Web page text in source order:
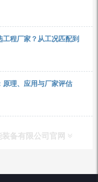
程厂家？从工况匹配到
原理、应用与厂家评估
备有限公司官网